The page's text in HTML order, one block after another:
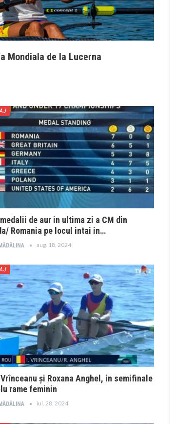
Mondiala de la Lucerna
de aur in ultima zi a CM din
Romania pe locul intai in…
aug. 18, 2024
și Roxana Anghel, in semifinale
rame feminin
iul. 28, 2024